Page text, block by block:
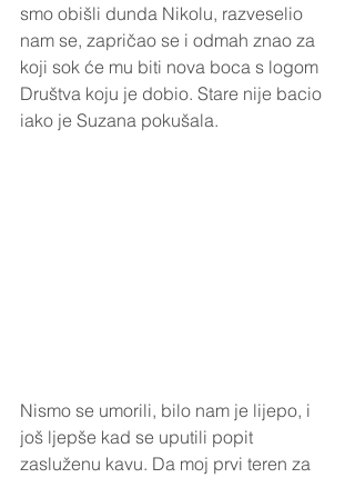
smo obišli dunda Nikolu, razveselio
nam se, zapričao se i odmah znao za
koji sok će mu biti nova boca s logom
Društva koju je dobio. Stare nije bacio
iako je Suzana pokušala.
Nismo se umorili, bilo nam je lijepo, i
još ljepše kad se uputili popit
zasluženu kavu. Da moj prvi teren za